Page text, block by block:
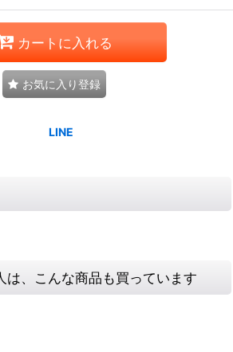
カートに入れる
お気に入り登録
は、こんな商品も買っています